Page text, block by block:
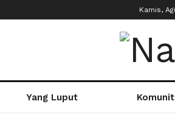
Kamis,
Yang Luput